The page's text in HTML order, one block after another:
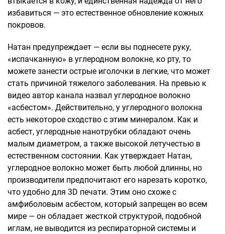
избавиться — это естественное обновление кожных
покровов.
Натан предупреждает — если вы поднесете руку,
«испачканную» в углеродном волокне, ко рту, то
можете занести острые иголочки в легкие, что может
стать причиной тяжелого заболевания. На превью к
видео автор канала назвал углеродное волокно
«асбестом». Действительно, у углеродного волокна
есть некоторое сходство с этим минералом. Как и
асбест, углеродные нанотрубки обладают очень
малым диаметром, а также высокой летучестью в
естественном состоянии. Как утверждает Натан,
углеродное волокно может быть любой длинны, но
производители предпочитают его нарезать коротко,
что удобно для 3D печати. Этим оно схоже с
амфиболовым асбестом, который запрещен во всем
мире — он обладает жесткой структурой, подобной
иглам, не выводится из респираторной системы и